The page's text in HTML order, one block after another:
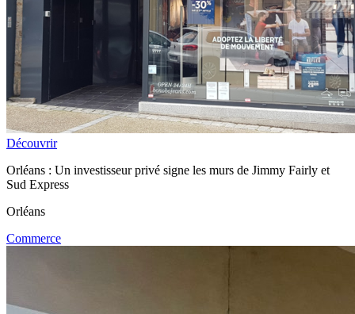
Découvrir
Orléans : Un investisseur privé signe les murs de Jimmy Fairly et
Sud Express
Orléans
Commerce